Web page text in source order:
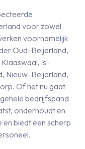
voor zowel
voornamelijk
Oud-Beijerland,
's-
Nieuw-Beijerland,
Of het nu gaat
bedrijfspand
onderhoudt en
biedt een scherp